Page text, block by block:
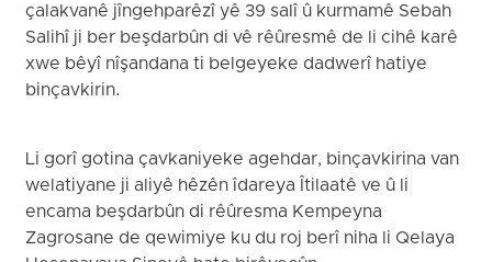
çalakvanê jîngehparêzî yê 39 salî û kurmamê Sebah
Salihî ji ber beşdarbûn di vê rêûresmê de li cihê karê
xwe bêyî nîşandana ti belgeyeke dadwerî hatiye
binçavkirin.
Li gorî gotina çavkaniyeke agehdar, binçavkirina van
welatiyane ji aliyê hêzên îdareya Îtilaatê ve û li
encama beşdarbûn di rêûresma Kempeyna
Zagrosane de qewimiye ku du roj berî niha li Qelaya